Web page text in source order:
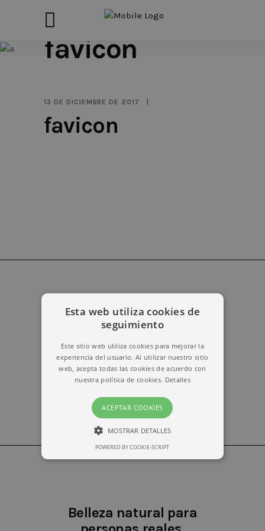
favicon
13 DE DICIEMBRE DE 2017
favicon
erika@kymabarcelona.com
Belleza natural para
Esta web utiliza cookies de
seguimiento
Este sitio web utiliza cookies para mejorar la
experiencia del usuario. Al utilizar nuestro sitio
web, acepta todas las cookies de acuerdo con
nuestra política de cookies. Detalles
ACEPTAR COOKIES
MOSTRAR DETALLES
POWERED BY COOKIE-SCRIPT